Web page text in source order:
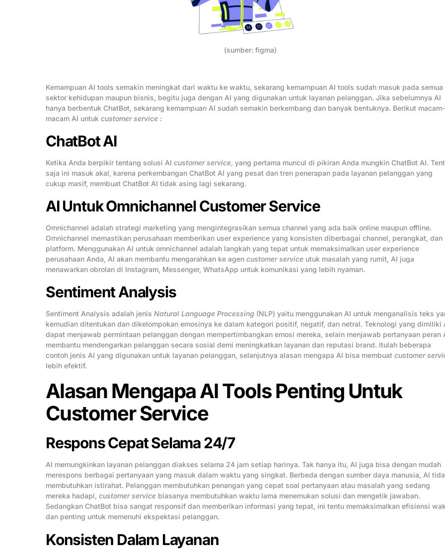
(sumber: figma)
Kemampuan AI tools semakin meningkat dari waktu ke waktu, sekarang kemampuan AI tools sudah masuk pada semua
sektor kehidupan maupun bisnis, begitu juga dengan AI yang digunakan untuk layanan pelanggan. Jika sebelumnya AI
hanya berbentuk ChatBot, sekarang kemampuan AI sudah semakin berkembang dan banyak bentuknya. Berikut macam-
macam AI untuk customer service :
ChatBot AI
Ketika Anda berpikir tentang solusi AI customer service , yang pertama muncul di pikiran Anda mungkin ChatBot AI.
saja ini masuk akal, karena perkembangan ChatBot AI yang pesat dan tren penerapan pada layanan pelanggan yang
cukup masif, membuat ChatBot AI tidak asing lagi sekarang.
AI Untuk Omnichannel Customer Service
Omnichannel adalah strategi marketing yang mengintegrasikan semua channel yang ada baik online maupun offline.
Omnichannel memastikan perusahaan memberikan user experience yang konsisten diberbagai channel, perangkat, dan
platform. Menggunakan AI untuk omnichannel adalah langkah yang tepat untuk memaksimalkan user experience
perusahaan Anda, AI akan membantu mengarahkan ke agen customer service utuk masalah yang rumit, AI juga
menawarkan obrolan di Instagram, Messenger, WhatsApp untuk komunikasi yang lebih nyaman.
Sentiment Analysis
Sentiment Analysis adalah jenis Natural Language Processing (NLP) yaitu menggunakan AI untuk menganalisis teks
kemudian ditentukan dan dikelompokan emosinya ke dalam kategori positif, negatif, dan netral. Teknologi yang dimiliki
dapat menjawab permintaan pelanggan dengan mempertimbangkan emosi mereka, selain menjawab pertanyaan peran
membantu mendengarkan pelanggan secara sosial demi meningkatkan layanan dan reputasi brand. Itulah beberapa
contoh jenis AI yang digunakan untuk layanan pelanggan, selanjutnya alasan mengapa AI bisa membuat customer
lebih efektif.
Alasan Mengapa AI Tools Penting Untuk
Customer Service
Respons Cepat Selama 24/7
AI memungkinkan layanan pelanggan diakses selama 24 jam setiap harinya. Tak hanya itu, AI juga bisa dengan mudah
merespons berbagai pertanyaan yang masuk dalam waktu yang singkat. Berbeda dengan sumber daya manusia, AI
membutuhkan istirahat. Pelanggan membutuhkan penangan yang cepat soal pertanyaan atau masalah yang sedang
mereka hadapi, customer service biasanya membutuhkan waktu lama menemukan solusi dan mengetik jawaban.
Sedangkan ChatBot bisa sangat responsif dan memberikan informasi yang tepat, ini tentu memaksimalkan efisiensi
dan penting untuk memenuhi ekspektasi pelanggan.
Konsisten Dalam Layanan